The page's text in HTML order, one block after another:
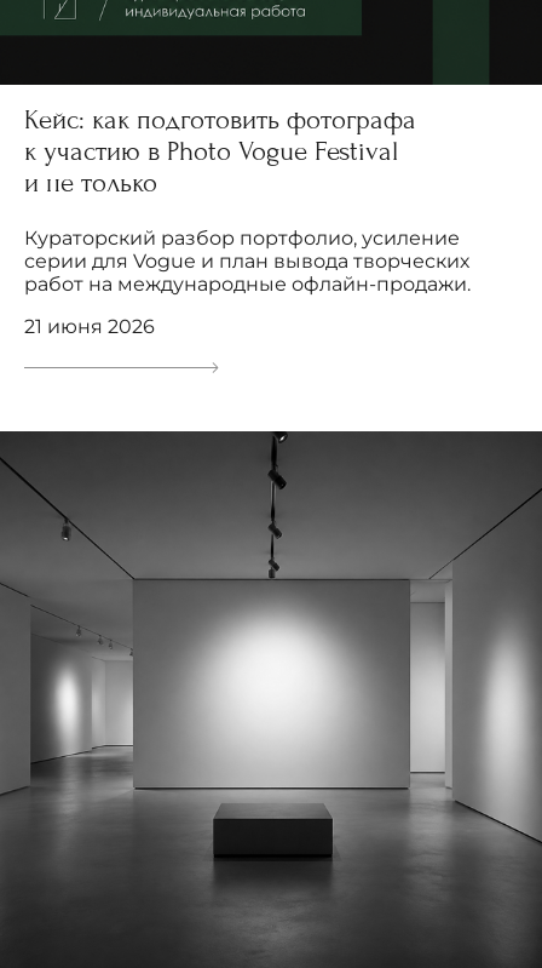
Кейс: как подготовить фотографа
к участию в Photo Vogue Festival
и не только
Кураторский разбор портфолио, усиление
серии для Vogue и план вывода творческих
работ на международные офлайн-продажи.
21 июня 2026